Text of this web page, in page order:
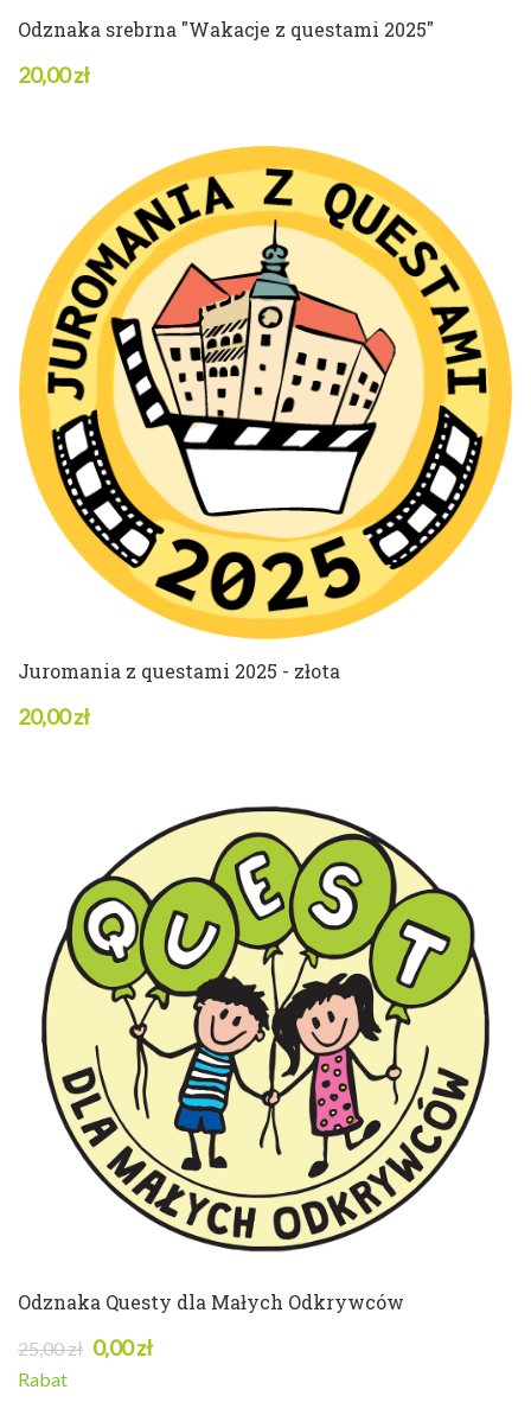
Odznaka srebrna "Wakacje z questami 2025"
20,00 zł
3 w magazynie
ZOBACZ SZCZEGÓŁY
Juromania z questami 2025 - złota
20,00 zł
146 w magazynie
ZOBACZ SZCZEGÓŁY
Odznaka Questy dla Małych Odkrywców
25,00 zł 0,00 zł
Rabat